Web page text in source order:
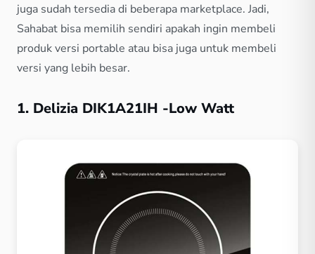
juga sudah tersedia di beberapa marketplace. Jadi,
Sahabat bisa memilih sendiri apakah ingin membeli
produk versi portable atau bisa juga untuk membeli
versi yang lebih besar.
1. Delizia DIK1A21IH -Low Watt